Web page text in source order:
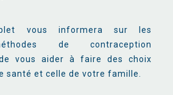
vous informera sur les
de contraception
vous aider à faire des choix
santé et celle de votre famille.